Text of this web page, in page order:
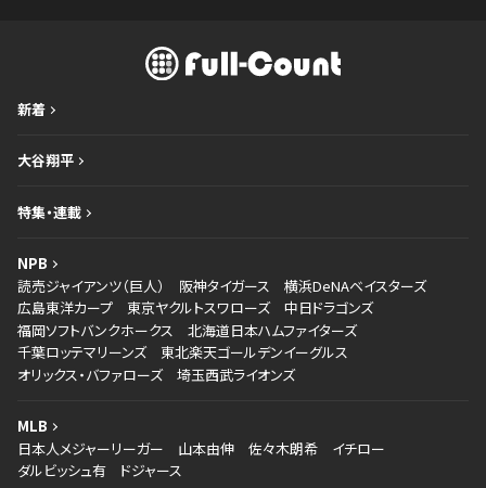
新着
大谷翔平
特集・連載
NPB
読売ジャイアンツ（巨人）
阪神タイガース
横浜DeNAベイスターズ
広島東洋カープ
東京ヤクルトスワローズ
中日ドラゴンズ
福岡ソフトバンクホークス
北海道日本ハムファイターズ
千葉ロッテマリーンズ
東北楽天ゴールデンイーグルス
オリックス・バファローズ
埼玉西武ライオンズ
MLB
日本人メジャーリーガー
山本由伸 佐々木朗希
イチロー
ダルビッシュ有
ドジャース